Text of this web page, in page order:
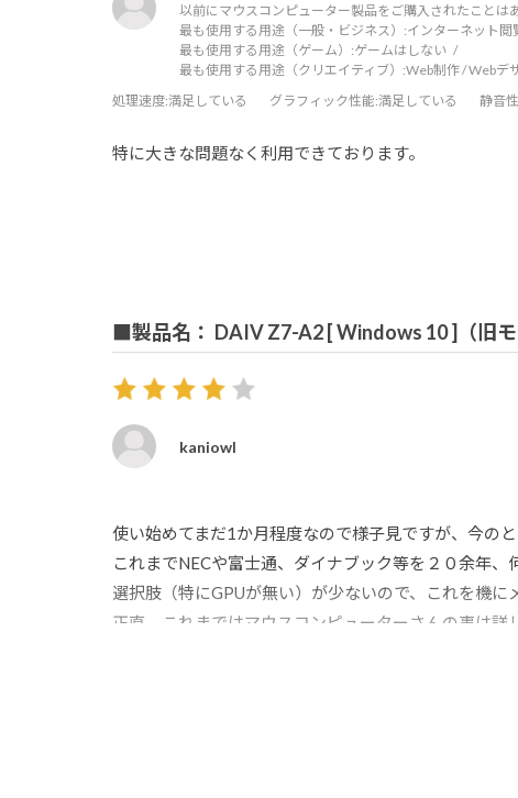
以前にマウスコンピューター製品をご購入されたことは
最も使用する用途（一般・ビジネス）:インターネット閲
最も使用する用途（ゲーム）:ゲームはしない
最も使用する用途（クリエイティブ）:Web制作 / Webデ
処理速度:満足している グラフィック性能:満足している 静音
特に大きな問題なく利用できております。
■製品名： DAIV Z7-A2 [ Windows 10 ]（旧モ
kaniowl
使い始めてまだ1か月程度なので様子見ですが、今の
これまでNECや富士通、ダイナブック等を２０余年
選択肢（特にGPUが無い）が少ないので、これを機に
正直、これまではマウスコンピューターさんの事は
頼できるかな！と購入に至りました。結果、コスパ
マウスコンピューターさんには、今後も国産・国内